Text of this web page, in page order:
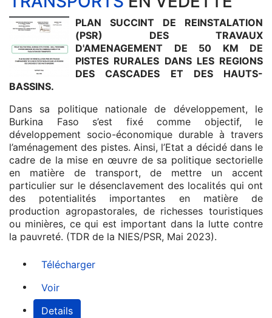
PLAN SUCCINT DE REINSTALATION
(PSR) DES TRAVAUX
D'AMENAGEMENT DE 50 KM DE
PISTES RURALES DANS LES REGIONS
DES CASCADES ET DES HAUTS-
BASSINS.
Dans sa politique nationale de développement, le
Burkina Faso s’est fixé comme objectif, le
développement socio-économique durable à travers
l’aménagement des pistes. Ainsi, l’Etat a décidé dans le
cadre de la mise en œuvre de sa politique sectorielle
en matière de transport, de mettre un accent
particulier sur le désenclavement des localités qui ont
des potentialités importantes en matière de
production agropastorales, de richesses touristiques
ou minières, ce qui est important dans la lutte contre
la pauvreté. (TDR de la NIES/PSR, Mai 2023).
Télécharger
Voir
Details